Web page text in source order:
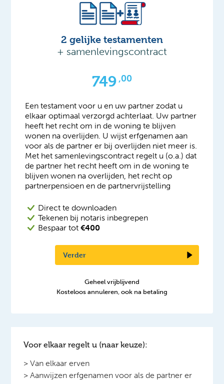
2 gelijke testamenten
+ samenlevingscontract
749 ,00
Een testament voor u en uw partner zodat u
elkaar optimaal verzorgd achterlaat. Uw partner
heeft het recht om in de woning te blijven
wonen na overlijden. U wijst erfgenamen aan
voor als de partner er bij overlijden niet meer is.
Met het samenlevingscontract regelt u (o.a.) dat
de partner het recht heeft om in de woning te
blijven wonen na overlijden, het recht op
partnerpensioen en de partnervrijstelling
Direct te downloaden
Tekenen bij notaris inbegrepen
Bespaar tot €400
Verder
Geheel vrijblijvend
Kosteloos annuleren, ook na betaling
Voor elkaar regelt u (naar keuze):
> Van elkaar erven
> Aanwijzen erfgenamen voor als de partner er